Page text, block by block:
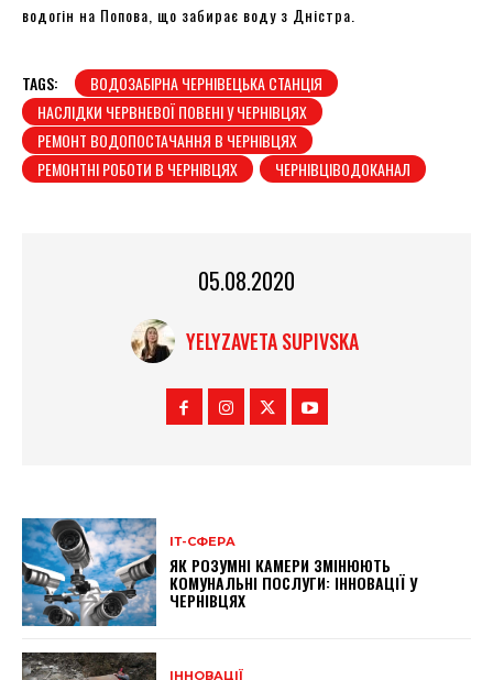
водогін на Попова, що забирає воду з Дністра.
TAGS:
ВОДОЗАБІРНА ЧЕРНІВЕЦЬКА СТАНЦІЯ
НАСЛІДКИ ЧЕРВНЕВОЇ ПОВЕНІ У ЧЕРНІВЦЯХ
РЕМОНТ ВОДОПОСТАЧАННЯ В ЧЕРНІВЦЯХ
РЕМОНТНІ РОБОТИ В ЧЕРНІВЦЯХ
ЧЕРНІВЦІВОДОКАНАЛ
05.08.2020
YELYZAVETA SUPIVSKA
ІТ-СФЕРА
ЯК РОЗУМНІ КАМЕРИ ЗМІНЮЮТЬ
КОМУНАЛЬНІ ПОСЛУГИ: ІННОВАЦІЇ У
ЧЕРНІВЦЯХ
ІННОВАЦІЇ